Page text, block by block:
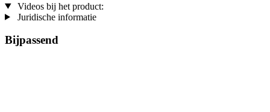
Videos bij het product:
Juridische informatie
Bijpassend